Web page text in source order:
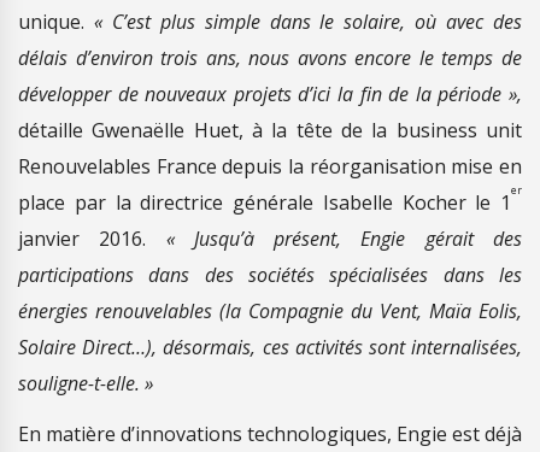
unique. « C’est plus simple dans le solaire, où avec des
délais d’environ trois ans, nous avons encore le temps de
développer de nouveaux projets d’ici la fin de la période »,
détaille Gwenaëlle Huet, à la tête de la business unit
Renouvelables France depuis la réorganisation mise en
place par la directrice générale Isabelle Kocher le 1 er
janvier 2016. « Jusqu’à présent, Engie gérait des
participations dans des sociétés spécialisées dans les
énergies renouvelables (la Compagnie du Vent, Maïa Eolis,
Solaire Direct…), désormais, ces activités sont internalisées,
souligne-t-elle. »
En matière d’innovations technologiques, Engie est déjà